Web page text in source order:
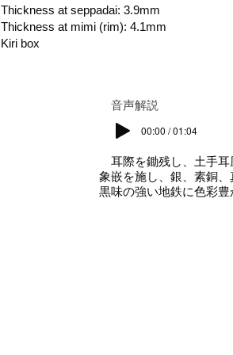
Thickness at seppadai: 3.9mm
Thickness at mimi (rim): 4.1mm
Kiri box
​音声解説
00:00 / 01:04
耳際を鋤残し、土手耳
象嵌を施し、銀、素銅
黒味の強い地鉄に色彩豊